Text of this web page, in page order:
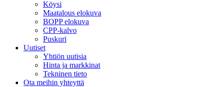
Köysi
Maatalous elokuva
BOPP elokuva
CPP-kalvo
Puskuri
Uutiset
Yhtiön uutisia
Hinta ja markkinat
Tekninen tieto
Ota meihin yhteyttä